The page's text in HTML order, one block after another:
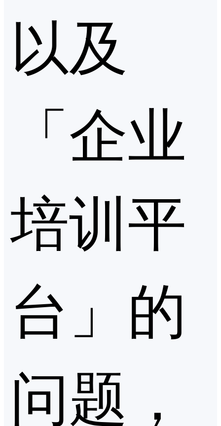
以及
「企业
培训平
台」的
问题，